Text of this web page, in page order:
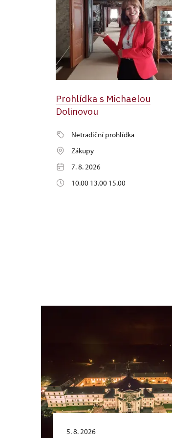
Prohlídka s Michaelou
Dolinovou
Netradiční prohlídka
Zákupy
7. 8. 2026
10.00 13.00 15.00
5. 8. 2026